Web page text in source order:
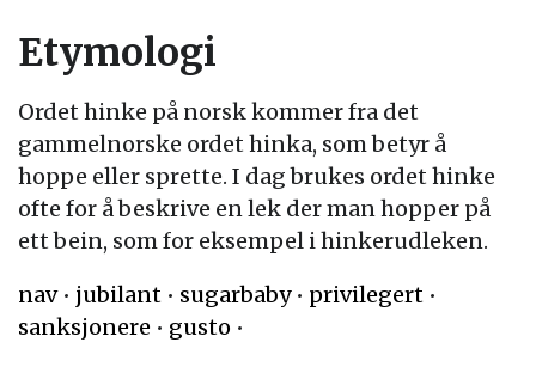
Etymologi
Ordet hinke på norsk kommer fra det
gammelnorske ordet hinka, som betyr å
hoppe eller sprette. I dag brukes ordet hinke
ofte for å beskrive en lek der man hopper på
ett bein, som for eksempel i hinkerudleken.
nav• jubilant • sugarbaby• privilegert •
sanksjonere • gusto •